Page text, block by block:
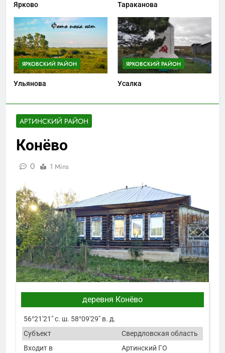
АРТИНСКИЙ РАЙОН
Конёво
0 1 Mins
деревня Конёво
56°21′21″ с. ш. 58°09′29″ в. д.
Субъект
Свердловская область
Входит в
Артинский ГО
Ярково Тараканова
ЯРКОВСКИЙ РАЙОН
Ульянова
ЯРКОВСКИЙ РАЙОН
Усалка